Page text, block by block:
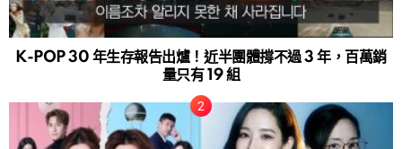
K-POP 30 年生存報告出爐！近半團體撐不過 3 年，百萬銷
量只有 19 組